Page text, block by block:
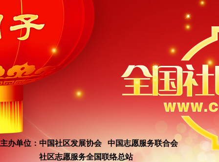
主办单位：中国社区发展协会 中国志愿服务联合会
社区志愿服务全国联络总站